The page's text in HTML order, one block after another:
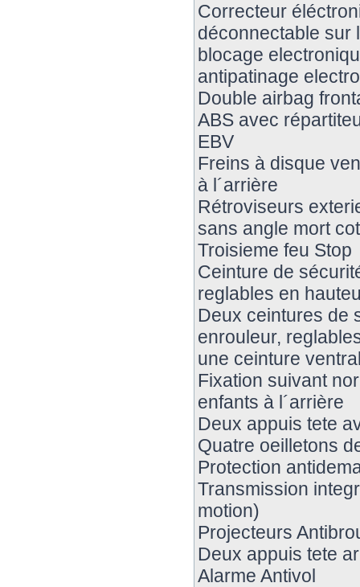
Correcteur
déconnectable sur
blocage
antipatinage
Double airbag
ABS avec
EBV
Freins à disque
à l´arrière
Rétroviseurs
sans angle mort
Troisieme feu Stop
Ceinture de
reglables en
Deux ceintures de
enrouleur,
une ceinture
Fixation suivant
enfants à l´arrière
Deux appuis tete
Quatre oeilletons
Protection
Transmission
motion)
Projecteurs
Deux appuis tete
Alarme Antivol